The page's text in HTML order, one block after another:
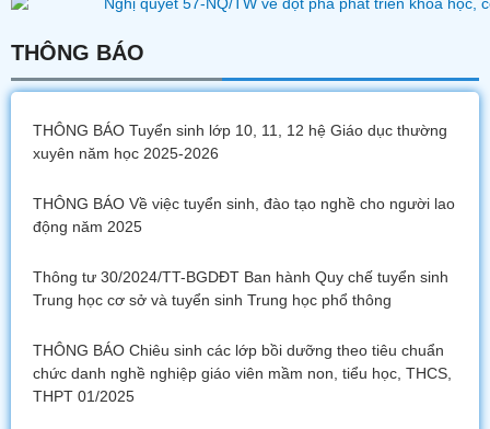
THÔNG BÁO
THÔNG BÁO Tuyển sinh lớp 10, 11, 12 hệ Giáo dục thường
xuyên năm học 2025-2026
THÔNG BÁO Về việc tuyển sinh, đào tạo nghề cho người lao
động năm 2025
Thông tư 30/2024/TT-BGDĐT Ban hành Quy chế tuyển sinh
Trung học cơ sở và tuyển sinh Trung học phổ thông
THÔNG BÁO Chiêu sinh các lớp bồi dưỡng theo tiêu chuẩn
chức danh nghề nghiệp giáo viên mầm non, tiểu học, THCS,
THPT 01/2025